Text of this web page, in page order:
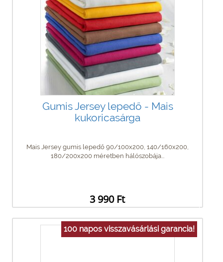
Gumis Jersey lepedő - Mais
kukoricasárga
Mais Jersey gumis lepedő 90/100x200, 140/160x200,
180/200x200 méretben hálószobája...
3 990 Ft
100 napos visszavásárlási garancia!